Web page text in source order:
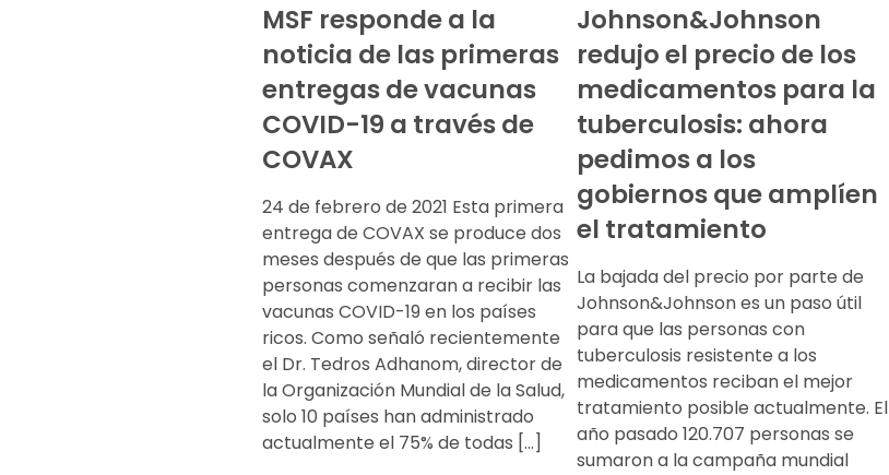
MSF responde a la
noticia de las primeras
entregas de vacunas
COVID-19 a través de
COVAX
24 de febrero de 2021 Esta primera
entrega de COVAX se produce dos
meses después de que las primeras
personas comenzaran a recibir las
vacunas COVID-19 en los países
ricos. Como señaló recientemente
el Dr. Tedros Adhanom, director de
la Organización Mundial de la Salud,
solo 10 países han administrado
actualmente el 75% de todas […]
Johnson&Johnson
redujo el precio de los
medicamentos para la
tuberculosis: ahora
pedimos a los
gobiernos que amplíen
el tratamiento
La bajada del precio por parte de
Johnson&Johnson es un paso útil
para que las personas con
tuberculosis resistente a los
medicamentos reciban el mejor
tratamiento posible actualmente. El
año pasado 120.707 personas se
sumaron a la campaña mundial